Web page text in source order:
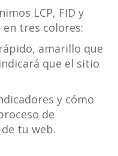
LCP, FID y
en tres colores:
amarillo que
que el sitio
y cómo
de
tu web.